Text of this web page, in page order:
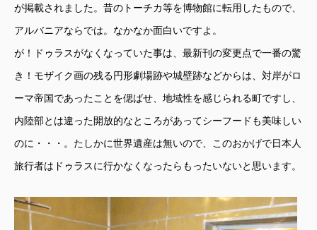
が掲載されました。昔のトーチカ等を博物館に転用したもので、
アルバニアならでは。なかなか面白いですよ。
が！ドゥラスがなくなっていた事は、最新刊の変更点で一番の驚
き！モザイク画の残る円形劇場跡や城壁跡などからは、対岸がロ
ーマ帝国であったことを偲ばせ、地域性を感じられる町ですし、
内陸部とは違った開放的なところがあってシーフードも美味しい
のに・・・。たしかに世界遺産は無いので、このおかげで日本人
旅行者はドゥラスに行かなくなったらもったいないと思います。